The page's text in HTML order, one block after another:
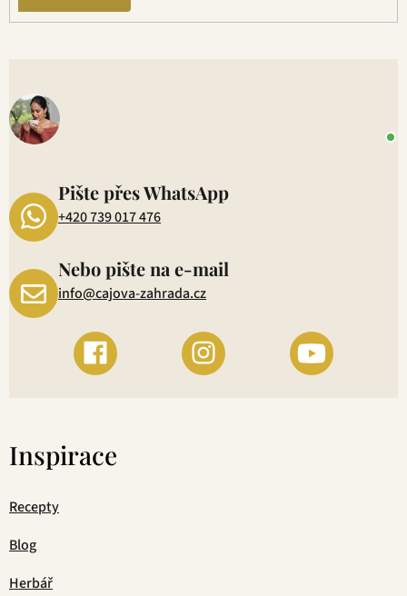
Pište přes WhatsApp
+420 739 017 476
Nebo pište na e-mail
info@cajova-zahrada.cz
Inspirace
Recepty
Blog
Herbář